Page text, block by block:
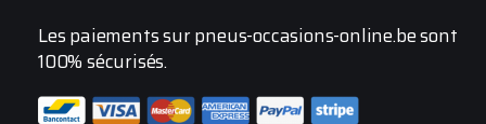
Les paiements sur pneus-occasions-online.be sont
100% sécurisés.